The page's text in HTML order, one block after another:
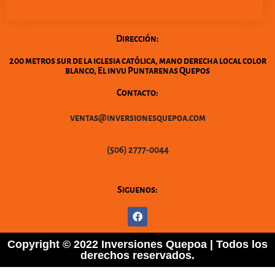
Dirección:
200 metros sur de la iglesia católica, mano derecha local color
blanco, El invu Puntarenas Quepos
Contacto:
ventas@inversionesquepoa.com
(506) 2777-0044
Siguenos:
Copyright © 2022 Inversiones Quepoa | Todos los
derechos reservados.